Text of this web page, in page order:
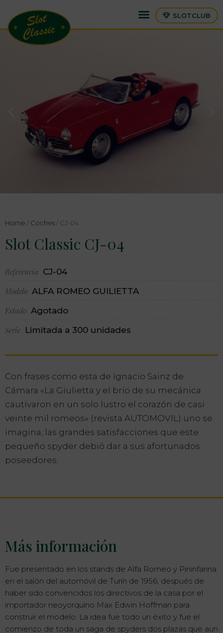
SLOTCLUB
Home / Coches / CJ-04
Slot Classic CJ-04
Referencia CJ-04
Modelo ALFA ROMEO GUILIETTA
Estado Agotado
Serie Limitada a 300 unidades
Con frases como esta de Ignacio Sainz de
Cámara «La Giulietta y el brío de su mecánica
cautivaron en un solo lustro el corazón de casi
veinte mil romeos» (revista AUTOMOVIL) uno se
imagina, las grandes satisfacciones que este
pequeño spyder debió dar a sus afortunados
poseedores.
Más información
Fue presentado en los stands de Alfa Romeo y Pininfarina
en el salón del automóvil de Turín de 1956, después de
haber sido convencidos los directivos de la casa por el
importador neoyorquino Max Edwin Hoffman para
construir el modelo. La idea fue todo un éxito y fue el
comienzo de toda un saga de spyders dos plazas que aun